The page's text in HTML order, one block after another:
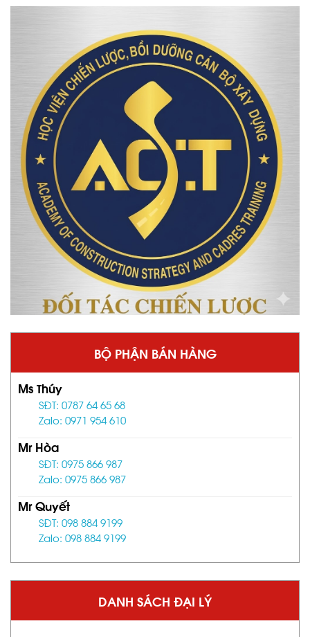
BỘ PHẬN BÁN HÀNG
Ms Thúy
SĐT: 0787 64 65 68
Zalo: 0971 954 610
Mr Hòa
SĐT: 0975 866 987
Zalo: 0975 866 987
Mr Quyết
SĐT: 098 884 9199
Zalo: 098 884 9199
DANH SÁCH ĐẠI LÝ